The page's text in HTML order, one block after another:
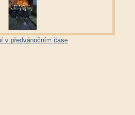
v předvánočním čase